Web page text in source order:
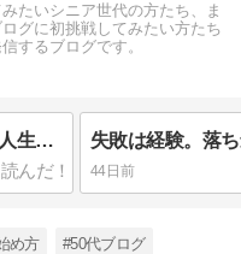
たいシニア世代の方たち、ま
グに初挑戦してみたい方たち
するブログです。
リンゴがミカンに変わっただけ｜人生は、同じテーマを形を変えて運んでくる
44日前
め方 #50代ブログ